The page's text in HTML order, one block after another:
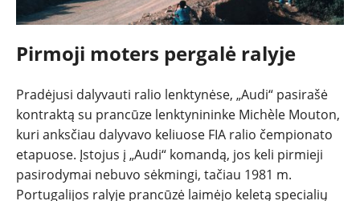
Pirmoji moters pergalė ralyje
Pradėjusi dalyvauti ralio lenktynėse, „Audi“ pasirašė
kontraktą su prancūze lenktynininke Michèle Mouton,
kuri anksčiau dalyvavo keliuose FIA ralio čempionato
etapuose. Įstojus į „Audi“ komandą, jos keli pirmieji
pasirodymai nebuvo sėkmingi, tačiau 1981 m.
Portugalijos ralyje prancūzė laimėjo keletą specialių